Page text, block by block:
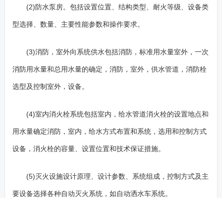
(2)防水泵房。包括设置位置、结构类型、耐火等级、设备类
型选择、数量、主要性能参数和操作要求。
(3)消防，室外向系统供水包括消防，标准用水量室外，一次
消防用水量和总用水量的确定，消防，室外，供水管道，消防栓
选型及控制室外，设备。
(4)室内消火栓系统包括室内，给水管道消火栓的设置地点和
用水量确定消防，室内，给水方式布置和系统，选用和控制方式
设备，消火栓的容量、设置位置和技术保证措施。
(5)灭火设施设计原理、设计参数、系统组成，控制方式及主
要设备选择各种自动灭火系统，如自动洒水车系统。